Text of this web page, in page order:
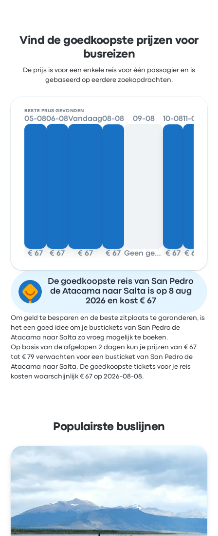
Vind de goedkoopste prijzen voor
busreizen
De prijs is voor een enkele reis voor één passagier en is
gebaseerd op eerdere zoekopdrachten.
BESTE PRIJS GEVONDEN
05-08
€ 67
06-08
€ 67
Vandaag
€ 67
08-08
€ 67
09-08
Geen gegevens
10-08
€ 67
11-08
€ 67
De goedkoopste reis van San Pedro
de Atacama naar Salta is op 8 aug
2026 en kost € 67
Om geld te besparen en de beste zitplaats te garanderen, is
het een goed idee om je bustickets van San Pedro de
Atacama naar Salta zo vroeg mogelijk te boeken.
Op basis van de afgelopen 2 dagen kun je prijzen van € 67
tot € 79 verwachten voor een busticket van San Pedro de
Atacama naar Salta. De goedkoopste tickets voor je reis
kosten waarschijnlijk € 67 op 2026-08-08.
Populairste buslijnen